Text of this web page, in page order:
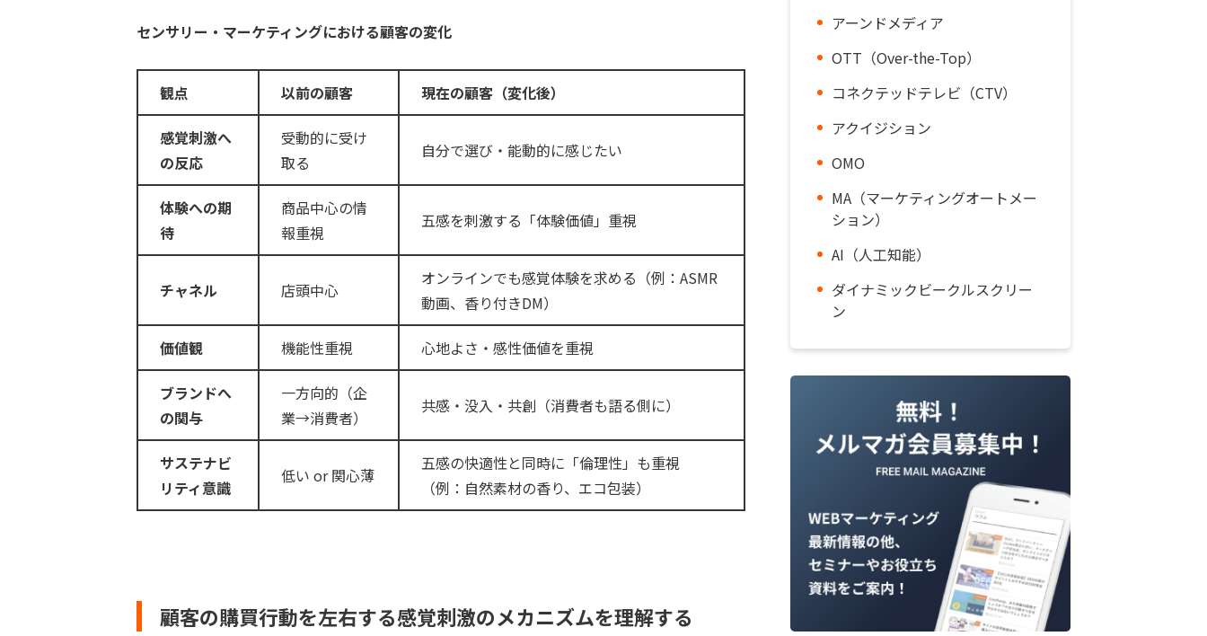
センサリー・マーケティングにおける顧客の変化
観点 以前の顧客 現在の顧客（変化後）
感覚刺激へ
の反応
受動的に受け
取る
自分で選び・能動的に感じたい
体験への期
待
商品中心の情
報重視
五感を刺激する「体験価値」重視
チャネル 店頭中心
オンラインでも感覚体験を求める（例：ASMR
動画、香り付きDM）
価値観 機能性重視 心地よさ・感性価値を重視
ブランドへ
の関与
一方向的（企
業→消費者）
共感・没入・共創（消費者も語る側に）
サステナビ
リティ意識
低い or 関心薄
五感の快適性と同時に「倫理性」も重視
（例：自然素材の香り、エコ包装）
顧客の購買行動を左右する感覚刺激のメカニズムを理解する
アーンドメディア
OTT（Over-the-Top）
コネクテッドテレビ（CTV）
アクイジション
OMO
MA（マーケティングオートメー
ション）
AI（人工知能）
ダイナミックビークルスクリー
ン